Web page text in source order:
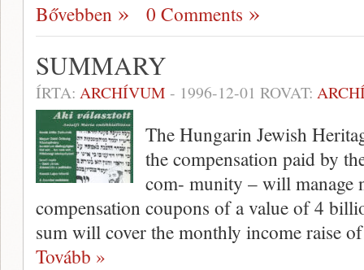
Bővebben 0 Comments
SUMMARY
ÍRTA: ARCHÍVUM - 1996-12-01 ROVAT:
The Hungarin Jewish
the compensation paid by
com- munity – will manage
compensation coupons of a value of 4
sum will cover the monthly income raise
Tovább »